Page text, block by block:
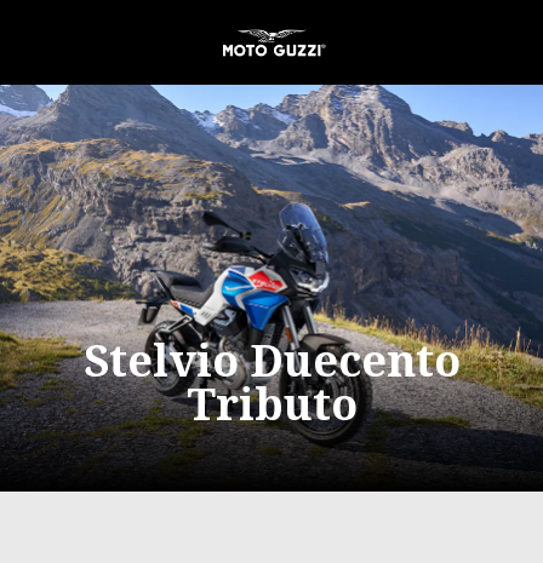
Para o conteúdo principal
Stelvio Duecento
Tributo